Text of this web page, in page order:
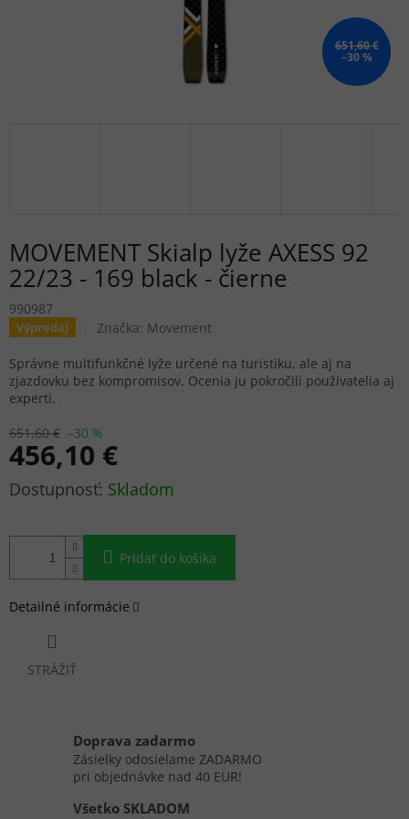
651,60 €
–30 %
MOVEMENT Skialp lyže AXESS 92
22/23 - 169 black - čierne
990987
Výpredaj Značka: Movement
651,60 € –30 %
456,10 €
Jednotková
Skladom
Pridať do košíka
Správne multifunkčné lyže určené na turistiku, ale aj na
zjazdovku bez kompromisov. Ocenia ju pokročilí používatelia aj
experti.
Detailné informácie
STRÁŽIŤ
Doprava zadarmo
Zásielky odosielame ZADARMO
pri objednávke nad 40 EUR!
Všetko SKLADOM